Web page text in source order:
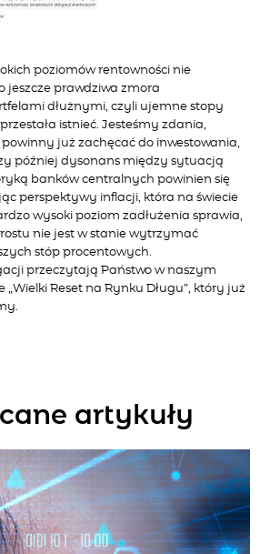
poziomów rentowności nie
jeszcze prawdziwa zmora
dłużnymi, czyli ujemne stopy
istnieć. Jesteśmy zdania,
już zachęcać do inwestowania,
później dysonans między sytuacją
banków centralnych powinien się
perspektywy inflacji, która na świecie
wysoki poziom zadłużenia sprawia,
nie jest w stanie wytrzymać
stóp procentowych.
przeczytają Państwo w naszym
Reset na Rynku Długu”, który już
artykuły